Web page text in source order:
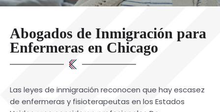
Abogados de Inmigración para
Enfermeras en Chicago
Las leyes de inmigración reconocen que hay escasez
de enfermeras y fisioterapeutas en los Estados